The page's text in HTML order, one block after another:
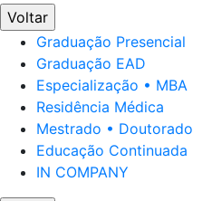
Voltar
Graduação Presencial
Graduação EAD
Especialização • MBA
Residência Médica
Mestrado • Doutorado
Educação Continuada
IN COMPANY